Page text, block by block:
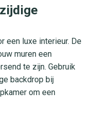
een luxe interieur. De
muren een
te zijn. Gebruik
backdrop bij
om een
in moderne
mogelijkheden